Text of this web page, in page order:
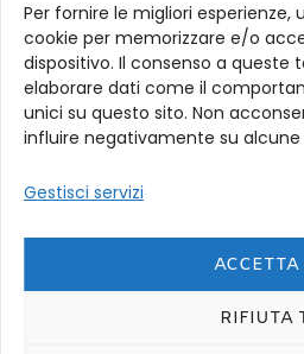
Per fornire le migliori
cookie per memorizzare e/o
dispositivo. Il consenso a
elaborare dati come il
unici su questo sito. Non
influire negativamente su
Gestisci servizi
RIFIUTA